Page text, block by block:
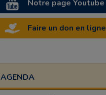
Notre page Youtube
Faire un don en ligne
AGENDA